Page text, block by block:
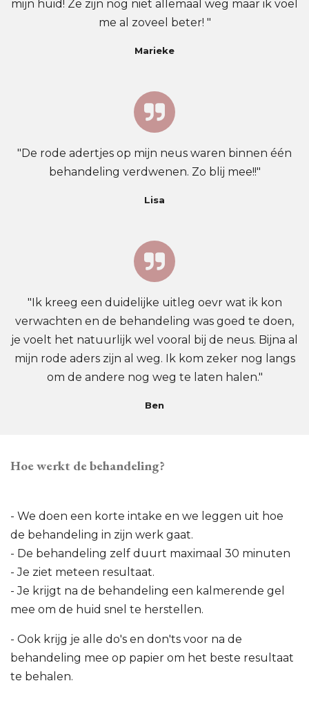
mijn huid! Ze zijn nog niet allemaal weg maar ik voel
me al zoveel beter! "
Marieke
"De rode adertjes op mijn neus waren binnen één
behandeling verdwenen. Zo blij mee!!"
Lisa
"Ik kreeg een duidelijke uitleg oevr wat ik kon
verwachten en de behandeling was goed te doen,
je voelt het natuurlijk wel vooral bij de neus. Bijna al
mijn rode aders zijn al weg. Ik kom zeker nog langs
om de andere nog weg te laten halen."
Ben
Hoe werkt de behandeling?
- We doen een korte intake en we leggen uit hoe
de behandeling in zijn werk gaat.
- De behandeling zelf duurt maximaal 30 minuten
- Je ziet meteen resultaat.
- Je krijgt na de behandeling een kalmerende gel
mee om de huid snel te herstellen.
- Ook krijg je alle do's en don'ts voor na de
behandeling mee op papier om het beste resultaat
te behalen.